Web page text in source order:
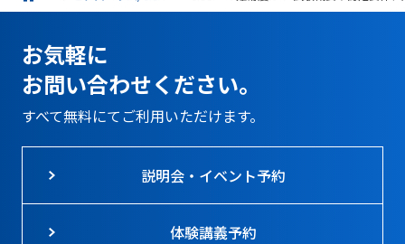
お気軽に
お問い合わせください。
すべて無料にてご利用いただけます。
説明会・イベント予約
体験講義予約